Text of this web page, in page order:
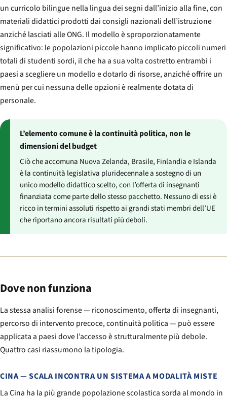
un curricolo bilingue nella lingua dei segni dall’inizio alla fine, con
materiali didattici prodotti dai consigli nazionali dell’istruzione
anziché lasciati alle ONG. Il modello è sproporzionatamente
significativo: le popolazioni piccole hanno implicato piccoli numeri
totali di studenti sordi, il che ha a sua volta costretto entrambi i
paesi a scegliere un modello e dotarlo di risorse, anziché offrire un
menù per cui nessuna delle opzioni è realmente dotata di
personale.
L’elemento comune è la continuità politica, non le
dimensioni del budget
Ciò che accomuna Nuova Zelanda, Brasile, Finlandia e Islanda
è la continuità legislativa pluridecennale a sostegno di un
unico modello didattico scelto, con l’offerta di insegnanti
finanziata come parte dello stesso pacchetto. Nessuno di essi è
ricco in termini assoluti rispetto ai grandi stati membri dell’UE
che riportano ancora risultati più deboli.
Dove non funziona
La stessa analisi forense — riconoscimento, offerta di insegnanti,
percorso di intervento precoce, continuità politica — può essere
applicata a paesi dove l’accesso è strutturalmente più debole.
Quattro casi riassumono la tipologia.
CINA — SCALA INCONTRA UN SISTEMA A MODALITÀ MISTE
La Cina ha la più grande popolazione scolastica sorda al mondo in